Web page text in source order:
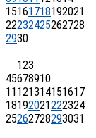
15161718192021
22232425262728
2930
123
45678910
11121314151617
18192021222324
25262728293031